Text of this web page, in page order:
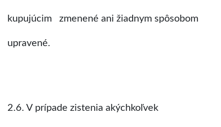
kupujúcim zmenené ani žiadnym spôsobom
upravené.
2.6. V prípade zistenia akýchkoľvek